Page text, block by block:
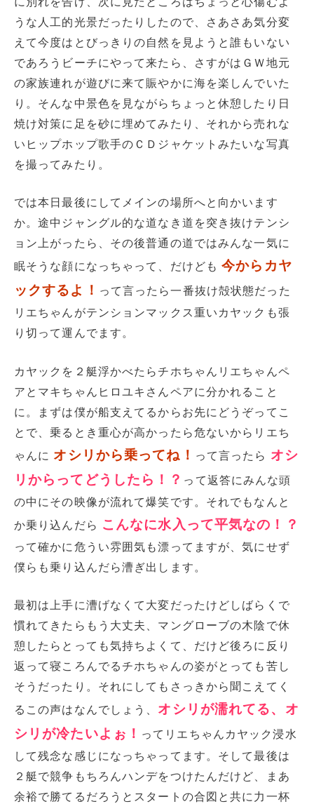
うな人工的光景だったりしたので、さあさあ気分変
えて今度はとびっきりの自然を見ようと誰もいない
であろうビーチにやって来たら、さすがはＧＷ地元
の家族連れが遊びに来て賑やかに海を楽しんでいた
り。そんな中景色を見ながらちょっと休憩したり日
焼け対策に足を砂に埋めてみたり、それから売れな
いヒップホップ歌手のＣＤジャケットみたいな写真
を撮ってみたり。
では本日最後にしてメインの場所へと向かいます
か。途中ジャングル的な道なき道を突き抜けテンシ
ョン上がったら、その後普通の道ではみんな一気に
眠そうな顔になっちゃって、だけども今からカヤ
ックするよ！ って言ったら一番抜け殻状態だった
リエちゃんがテンションマックス重いカヤックも張
り切って運んでます。
カヤックを２艇浮かべたらチホちゃんリエちゃんペ
アとマキちゃんヒロユキさんペアに分かれること
に。まずは僕が船支えてるからお先にどうぞってこ
とで、乗るとき重心が高かったら危ないからリエち
ゃんに オシリから乗ってね！ って言ったら オシ
リからってどうしたら！？ って返答にみんな頭
の中にその映像が流れて爆笑です。それでもなんと
か乗り込んだら こんなに水入って平気なの！？
って確かに危うい雰囲気も漂ってますが、気にせず
僕らも乗り込んだら漕ぎ出します。
最初は上手に漕げなくて大変だったけどしばらくで
慣れてきたらもう大丈夫、マングローブの木陰で休
憩したらとっても気持ちよくて、だけど後ろに反り
返って寝ころんでるチホちゃんの姿がとっても苦し
そうだったり。それにしてもさっきから聞こえてく
るこの声はなんでしょう、 オシリが濡れてる、オ
シリが冷たいよぉ！ ってリエちゃんカヤック浸水
して残念な感じになっちゃってます。そして最後は
２艇で競争もちろんハンデをつけたんだけど、まあ
余裕で勝てるだろうとスタートの合図と共に力一杯